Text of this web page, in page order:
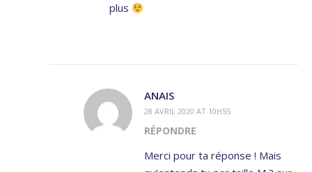
plus
ANAIS
28 AVRIL 2020 AT 10H55
RÉPONDRE
Merci pour ta réponse ! Mais